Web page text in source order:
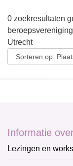
0 zoekresultaten
Utrecht
Informatie
Lezingen en